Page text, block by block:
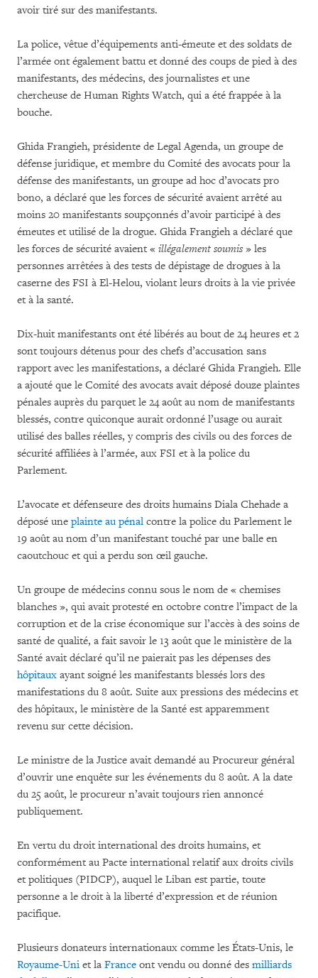
avoir tiré sur des manifestants.
La police, vêtue d’équipements anti-émeute et des soldats de
l’armée ont également battu et donné des coups de pied à des
manifestants, des médecins, des journalistes et une
chercheuse de Human Rights Watch, qui a été frappée à la
bouche.
Ghida Frangieh, présidente de Legal Agenda, un groupe de
défense juridique, et membre du Comité des avocats pour la
défense des manifestants, un groupe ad hoc d’avocats pro
bono, a déclaré que les forces de sécurité avaient arrêté au
moins 20 manifestants soupçonnés d’avoir participé à des
émeutes et utilisé de la drogue. Ghida Frangieh a déclaré que
les forces de sécurité avaient « illégalement soumis» les
personnes arrêtées à des tests de dépistage de drogues à la
caserne des FSI à El-Helou, violant leurs droits à la vie privée
et à la santé.
Dix-huit manifestants ont été libérés au bout de 24 heures et 2
sont toujours détenus pour des chefs d’accusation sans
rapport avec les manifestations, a déclaré Ghida Frangieh. Elle
a ajouté que le Comité des avocats avait déposé douze plaintes
pénales auprès du parquet le 24 août au nom de manifestants
blessés, contre quiconque aurait ordonné l’usage ou aurait
utilisé des balles réelles, y compris des civils ou des forces de
sécurité affiliées à l’armée, aux FSI et à la police du
Parlement.
L’avocate et défenseure des droits humains Diala Chehade a
déposé une plainte au pénal contre la police du Parlement le
19 août au nom d’un manifestant touché par une balle en
caoutchouc et qui a perdu son œil gauche.
Un groupe de médecins connu sous le nom de « chemises
blanches », qui avait protesté en octobre contre l’impact de la
corruption et de la crise économique sur l’accès à des soins de
santé de qualité, a fait savoir le 13 août que le ministère de la
Santé avait déclaré qu’il ne paierait pas les dépenses des
hôpitaux ayant soigné les manifestants blessés lors des
manifestations du 8 août. Suite aux pressions des médecins et
des hôpitaux, le ministère de la Santé est apparemment
revenu sur cette décision.
Le ministre de la Justice avait demandé au Procureur général
d’ouvrir une enquête sur les événements du 8 août. A la date
du 25 août, le procureur n’avait toujours rien annoncé
publiquement.
En vertu du droit international des droits humains, et
conformément au Pacte international relatif aux droits civils
et politiques (PIDCP), auquel le Liban est partie, toute
personne a le droit à la liberté d’expression et de réunion
pacifique.
Plusieurs donateurs internationaux comme les États-Unis, le
Royaume-Uni et la France ont vendu ou donné des milliards